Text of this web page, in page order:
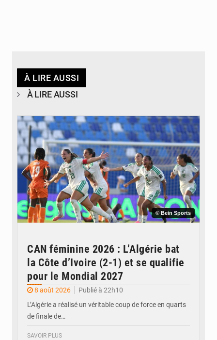
À LIRE AUSSI
À LIRE AUSSI
© Bein Sports
CAN féminine 2026 : L’Algérie bat
la Côte d’Ivoire (2-1) et se qualifie
pour le Mondial 2027
8 août 2026
Publié à 22h10
L’Algérie a réalisé un véritable coup de force en quarts
de finale de…
SAVOIR PLUS